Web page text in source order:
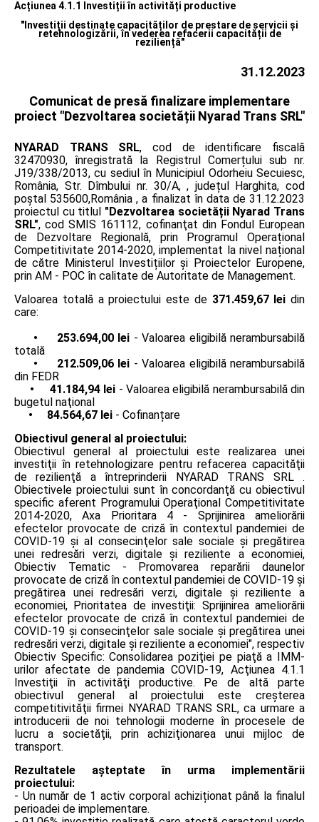
Acțiunea 4.1.1 Investiții în activități productive
"Investiții destinate capacităților de prestare de servicii și
retehnologizării, în vederea refacerii capacității de
reziliență"
31.12.2023
Comunicat de presă finalizare implementare
proiect "Dezvoltarea societății Nyarad Trans SRL"
NYARAD TRANS SRL, cod de identificare fiscală
32470930, înregistrată la Registrul Comerțului sub nr.
J19/338/2013, cu sediul în Municipiul Odorheiu Secuiesc,
România, Str. Dîmbului nr. 30/A, , județul Harghita, cod
poștal 535600,România , a finalizat în data de 31.12.2023
proiectul cu titlul "Dezvoltarea societății Nyarad Trans
SRL", cod SMIS 161112, cofinanţat din Fondul European
de Dezvoltare Regională, prin Programul Operațional
Competitivitate 2014-2020, implementat la nivel național
de către Ministerul Investițiilor și Proiectelor Europene,
prin AM - POC în calitate de Autoritate de Management.
Valoarea totală a proiectului este de 371.459,67 lei din
care:
• 253.694,00 lei - Valoarea eligibilă nerambursabilă
totală
• 212.509,06 lei - Valoarea eligibilă nerambursabilă
din FEDR
• 41.184,94 lei - Valoarea eligibilă nerambursabilă din
bugetul naţional
• 84.564,67 lei - Cofinanțare
Obiectivul general al proiectului:
Obiectivul general al proiectului este realizarea unei
investiţii în retehnologizare pentru refacerea capacităţii
de rezilienţă a întreprinderii NYARAD TRANS SRL .
Obiectivele proiectului sunt în concordanţă cu obiectivul
specific aferent Programului Operaţional Competitivitate
2014-2020, Axa Prioritara 4 - Sprijinirea ameliorării
efectelor provocate de criză în contextul pandemiei de
COVID-19 şi al consecinţelor sale sociale şi pregătirea
unei redresări verzi, digitale şi reziliente a economiei,
Obiectiv Tematic - Promovarea reparării daunelor
provocate de criză în contextul pandemiei de COVID-19 şi
pregătirea unei redresări verzi, digitale şi reziliente a
economiei, Prioritatea de investiţii: Sprijinirea ameliorării
efectelor provocate de criză în contextul pandemiei de
COVID-19 şi consecinţelor sale sociale şi pregătirea unei
redresări verzi, digitale şi reziliente a economiei", respectiv
Obiectiv Specific: Consolidarea poziţiei pe piaţă a IMM-
urilor afectate de pandemia COVID-19, Acţiunea 4.1.1
Investiţii în activităţi productive. Pe de altă parte
obiectivul general al proiectului este creşterea
competitivităţii firmei NYARAD TRANS SRL, ca urmare a
introducerii de noi tehnologii moderne în procesele de
lucru a societăţii, prin achiziţionarea unui mijloc de
transport.
Rezultatele așteptate în urma implementării
proiectului:
- Un număr de 1 activ corporal achiziționat până la finalul
perioadei de implementare.